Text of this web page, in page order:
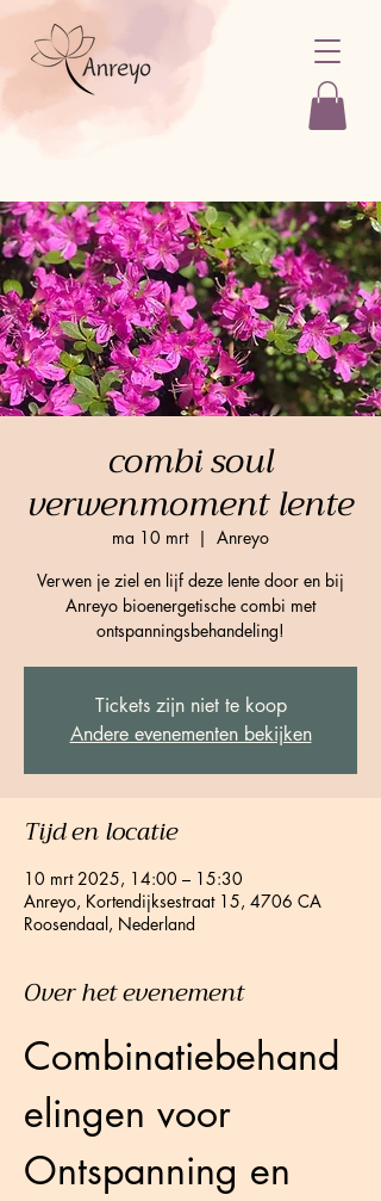
combi soul
verwenmoment lente
ma 10 mrt
  |
Anreyo
Verwen je ziel en lijf deze lente door en bij
Anreyo bioenergetische combi met
ontspanningsbehandeling!
Tickets zijn niet te koop
Andere evenementen bekijken
Tijd en locatie
10 mrt 2025, 14:00 – 15:30
Anreyo, Kortendijksestraat 15, 4706 CA
Roosendaal, Nederland
Over het evenement
Combinatiebehand
elingen voor
Ontspanning en